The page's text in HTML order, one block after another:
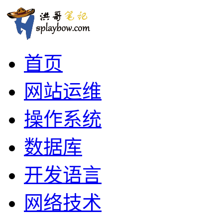
首页
网站运维
操作系统
数据库
开发语言
网络技术